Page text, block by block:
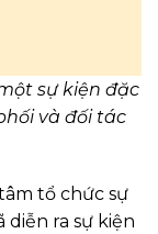
sự kiện đặc
và đối tác
tổ chức sự
ra sự kiện